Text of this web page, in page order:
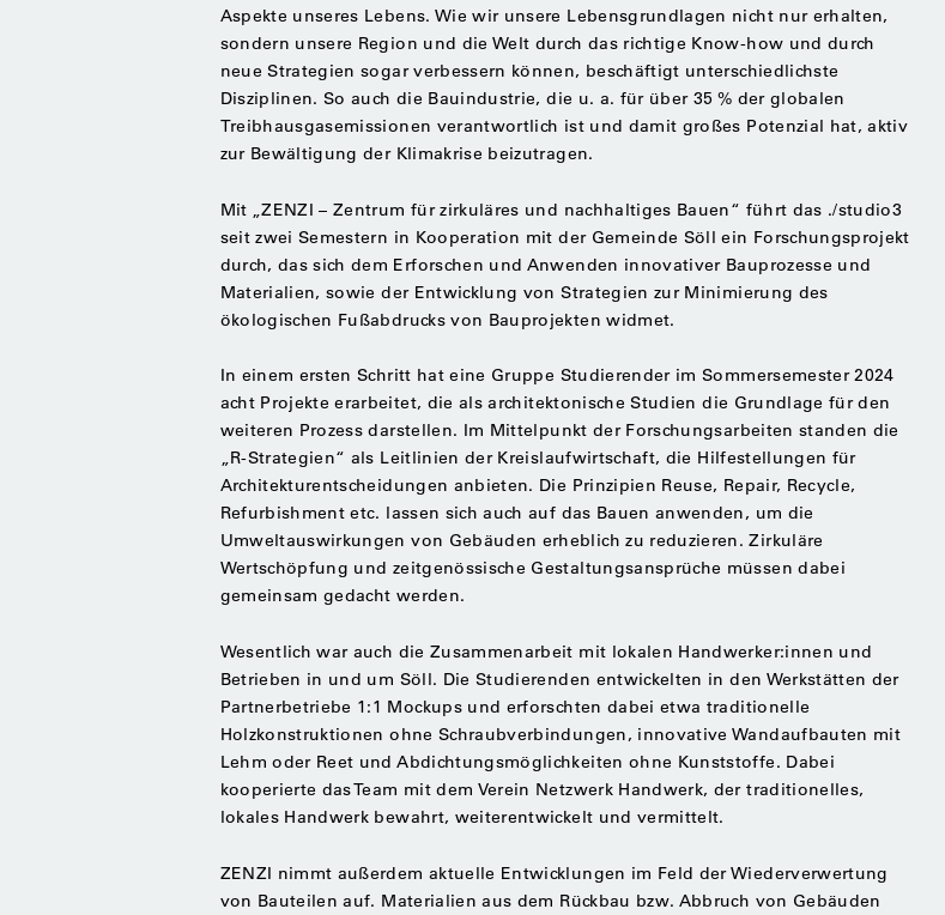
Aspekte unseres Lebens. Wie wir unsere Lebensgrundlagen nicht nur erhalten,
sondern unsere Region und die Welt durch das richtige Know-how und durch
neue Strategien sogar verbessern können, beschäftigt unterschiedlichste
Disziplinen. So auch die Bauindustrie, die u. a. für über 35 % der globalen
Treibhausgasemissionen verantwortlich ist und damit großes Potenzial hat, aktiv
zur Bewältigung der Klimakrise beizutragen.
Mit „ZENZI – Zentrum für zirkuläres und nachhaltiges Bauen“ führt das ./studio3
seit zwei Semestern in Kooperation mit der Gemeinde Söll ein Forschungsprojekt
durch, das sich dem Erforschen und Anwenden innovativer Bauprozesse und
Materialien, sowie der Entwicklung von Strategien zur Minimierung des
ökologischen Fußabdrucks von Bauprojekten widmet.
In einem ersten Schritt hat eine Gruppe Studierender im Sommersemester 2024
acht Projekte erarbeitet, die als architektonische Studien die Grundlage für den
weiteren Prozess darstellen. Im Mittelpunkt der Forschungsarbeiten standen die
„R-Strategien“ als Leitlinien der Kreislaufwirtschaft, die Hilfestellungen für
Architekturentscheidungen anbieten. Die Prinzipien Reuse, Repair, Recycle,
Refurbishment etc. lassen sich auch auf das Bauen anwenden, um die
Umweltauswirkungen von Gebäuden erheblich zu reduzieren. Zirkuläre
Wertschöpfung und zeitgenössische Gestaltungsansprüche müssen dabei
gemeinsam gedacht werden.
Wesentlich war auch die Zusammenarbeit mit lokalen Handwerker:innen und
Betrieben in und um Söll. Die Studierenden entwickelten in den Werkstätten der
Partnerbetriebe 1:1 Mockups und erforschten dabei etwa traditionelle
Holzkonstruktionen ohne Schraubverbindungen, innovative Wandaufbauten mit
Lehm oder Reet und Abdichtungsmöglichkeiten ohne Kunststoffe. Dabei
kooperierte das Team mit dem Verein Netzwerk Handwerk, der traditionelles,
lokales Handwerk bewahrt, weiterentwickelt und vermittelt.
ZENZI nimmt außerdem aktuelle Entwicklungen im Feld der Wiederverwertung
von Bauteilen auf. Materialien aus dem Rückbau bzw. Abbruch von Gebäuden